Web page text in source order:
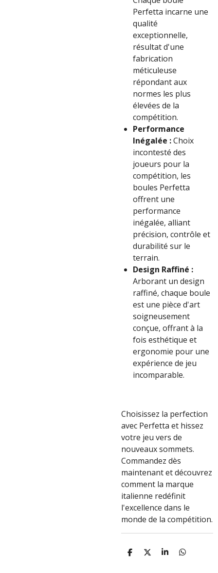
Perfetta incarne une
qualité
exceptionnelle,
résultat d'une
fabrication
méticuleuse
répondant aux
normes les plus
élevées de la
compétition.
Performance
Inégalée :Choix
incontesté des
joueurs pour la
compétition, les
boules Perfetta
offrent une
performance
inégalée, alliant
précision, contrôle et
durabilité sur le
terrain.
Design Raffiné :
Arborant un design
raffiné, chaque boule
est une pièce d'art
soigneusement
conçue, offrant à la
fois esthétique et
ergonomie pour une
expérience de jeu
incomparable.
Choisissez la perfection
avec Perfetta et hissez
votre jeu vers de
nouveaux sommets.
Commandez dès
maintenant et découvrez
comment la marque
italienne redéfinit
l'excellence dans le
monde de la compétition.
P
P
P
P